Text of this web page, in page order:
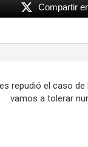
Compartir
repudió el caso de
vamos a tolerar